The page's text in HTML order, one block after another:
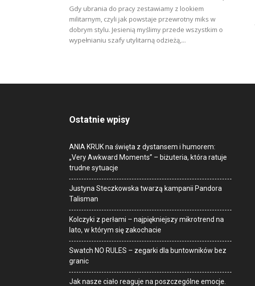
Gdy ubrania do pracy zestawiamy z lookiem
militarnym, czyli jak powstaje przewrotny miks w
dobrym stylu. Jesienią myślimy przede wszystkim o
wypełnianiu szafy utylitarną odzieżą,...
Ostatnie wpisy
ANIA KRUK na święta z dystansem i humorem:
„Very Awkward Moments” – biżuteria, która ratuje
trudne sytuacje
Justyna Steczkowska twarzą kampanii Pandora
Talisman
Kolczyki z perłami – najpiękniejszy mikrotrend na
lato, w którym się zakochacie
Swatch NO RULES – zegarki dla buntowników bez
granic
Jak nasze ciało reaguje na poszczególne emocje.